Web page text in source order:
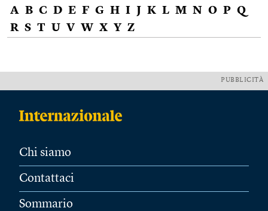
A B C D E F G H I J K L M N O P Q
R S T U V W X Y Z
PUBBLICITÀ
Chi siamo
Contattaci
Sommario